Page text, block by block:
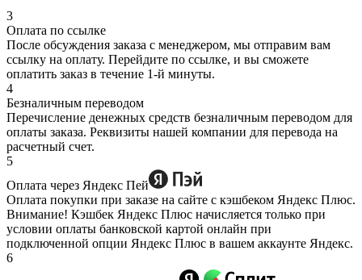
3
Оплата по ссылке
После обсуждения заказа с менеджером, мы отправим вам
ссылку на оплату. Перейдите по ссылке, и вы сможете
оплатить заказ в течение 1-й минуты.
4
Безналичным переводом
Перечисление денежных средств безналичным переводом для
оплаты заказа. Реквизиты нашей компании для перевода на
расчетный счет.
5
Оплата через Яндекс Пей
Оплата покупки при заказе на сайте с кэшбеком Яндекс Плюс.
Внимание! Кэшбек Яндекс Плюс начисляется только при
условии оплаты банковской картой онлайн при
подключенной опции Яндекс Плюс в вашем аккаунте Яндекс.
6